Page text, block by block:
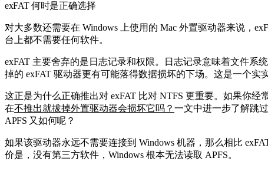
exFAT 何时是正确选择
对大多数还需要在 Windows 上使用的 Mac 外置驱动器来说，
台上都不需要任何软件。
exFAT 主要舍弃的是日志记录和权限。日志记录意味着文件
掉的 exFAT 驱动器更有可能落得数据损坏的下场。这是一个实
这正是为什么正确推出对 exFAT 比对 NTFS 更重要。如果你
在不推出就拔掉外置驱动器会损坏它吗？ 一文中进一步了解跳
APFS 又如何呢？
如果该驱动器永远不需要连接到 Windows 机器，那么相比
价是，没有第三方软件，Windows 根本无法读取 APFS。